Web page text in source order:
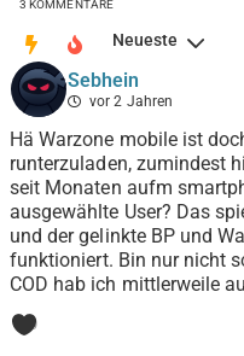
3 KOMMENTARE
Neueste
Sebhein
vor 2 Jahren
Hä Warzone mobile ist
runterzuladen, zumindest
seit Monaten aufm
ausgewählte User? Das
und der gelinkte BP und
funktioniert. Bin nur nicht
COD hab ich mittlerweile
0